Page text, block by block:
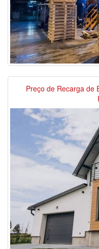
Preço de Recarga de